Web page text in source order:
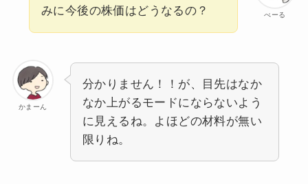
べーる
みに今後の株価はどうなるの？
かまーん
分かりません！！が、目先はなか
なか上がるモードにならないよう
に見えるね。よほどの材料が無い
限りね。